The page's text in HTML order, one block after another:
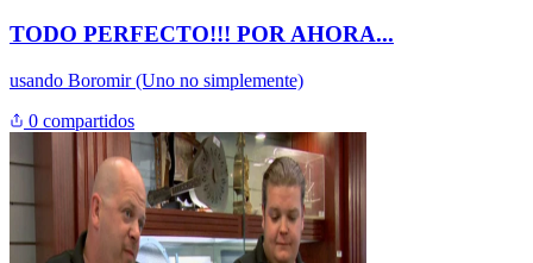
TODO PERFECTO!!! POR AHORA...
usando Boromir (Uno no simplemente)
0 compartidos